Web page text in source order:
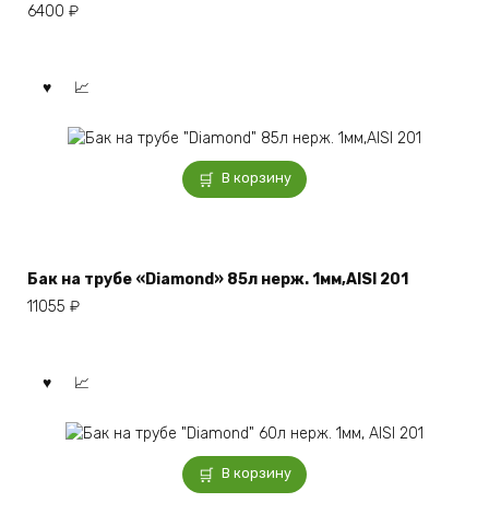
6400 ₽
В корзину
Бак на трубе «Diamond» 85л нерж. 1мм,AISI 201
11055 ₽
В корзину